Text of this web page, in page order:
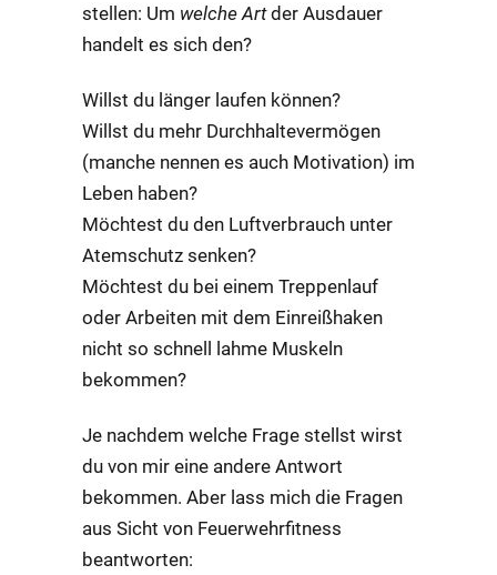
stellen: Um welche Artder Ausdauer
handelt es sich den?
Willst du länger laufen können?
Willst du mehr Durchhaltevermögen
(manche nennen es auch Motivation) im
Leben haben?
Möchtest du den Luftverbrauch unter
Atemschutz senken?
Möchtest du bei einem Treppenlauf
oder Arbeiten mit dem Einreißhaken
nicht so schnell lahme Muskeln
bekommen?
Je nachdem welche Frage stellst wirst
du von mir eine andere Antwort
bekommen. Aber lass mich die Fragen
aus Sicht von Feuerwehrfitness
beantworten: